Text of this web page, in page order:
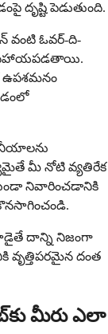
దృష్టి పెడుతుంది.
వంటి ఓవర్-ది-
సహాయపడతాయి.
ఉపశమనం
మీ నోటి వ్యతిరేక
నివారించడానికి
పాడైతే దాన్ని నిజంగా
వృత్తిపరమైన దంత
మీరు ఎలా